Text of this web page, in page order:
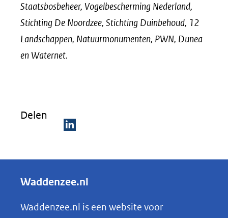
andere
website)
Staatsbosbeheer, Vogelbescherming Nederland,
Stichting De Noordzee, Stichting Duinbehoud, 12
Landschappen, Natuurmonumenten, PWN, Dunea
en Waternet.
Delen
e
e
n
Waddenzee.nl
Waddenzee.nl is een website voor